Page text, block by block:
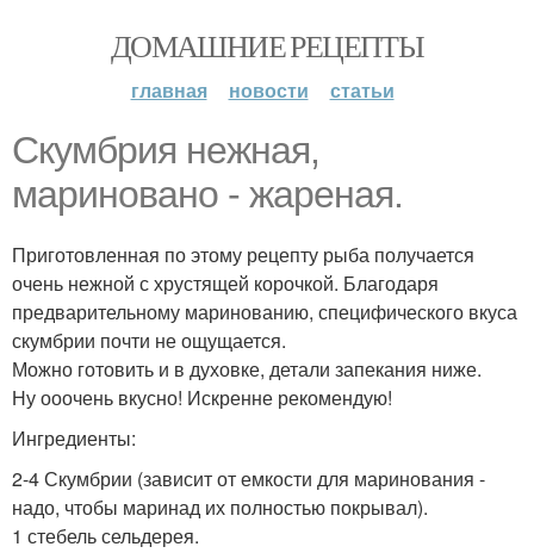
ДОМАШНИЕ РЕЦЕПТЫ
главная новости статьи
Скумбрия нежная,
мариновано - жареная.
Приготовленная по этому рецепту рыба получается
очень нежной с хрустящей корочкой. Благодаря
предварительному маринованию, специфического вкуса
скумбрии почти не ощущается.
Можно готовить и в духовке, детали запекания ниже.
Ну ооочень вкусно! Искренне рекомендую!
Ингредиенты:
2-4 Скумбрии (зависит от емкости для маринования -
надо, чтобы маринад их полностью покрывал).
1 стебель сельдерея.